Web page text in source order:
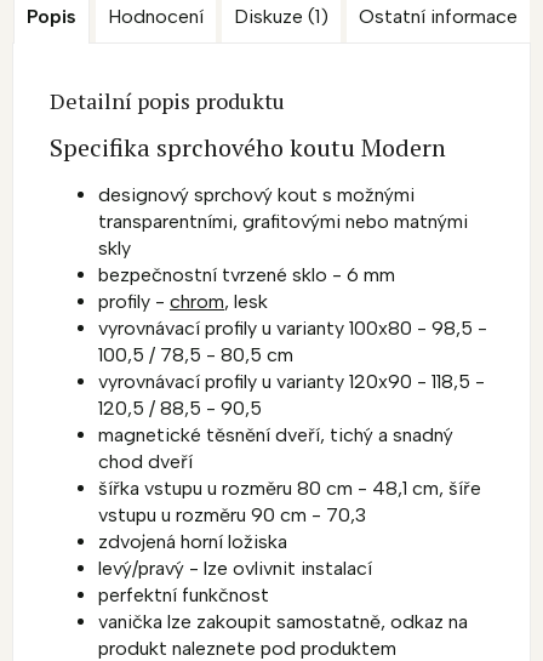
Popis Hodnocení Diskuze (1) Ostatní informace
Detailní popis produktu
Specifika sprchového koutu Modern
designový sprchový kout s možnými
transparentními, grafitovými nebo matnými
skly
bezpečnostní tvrzené sklo - 6 mm
profily - chrom, lesk
vyrovnávací profily u varianty 100x80 - 98,5 -
100,5 / 78,5 - 80,5 cm
vyrovnávací profily u varianty 120x90 - 118,5 -
120,5 / 88,5 - 90,5
magnetické těsnění dveří, tichý a snadný
chod dveří
šířka vstupu u rozměru 80 cm - 48,1 cm, šíře
vstupu u rozměru 90 cm - 70,3
zdvojená horní ložiska
levý/pravý - lze ovlivnit instalací
perfektní funkčnost
vanička lze zakoupit samostatně, odkaz na
produkt naleznete pod produktem